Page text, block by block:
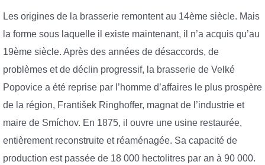
Les origines de la brasserie remontent au 14ème siècle. Mais
la forme sous laquelle il existe maintenant, il n’a acquis qu’au
19ème siècle. Après des années de désaccords, de
problèmes et de déclin progressif, la brasserie de Velké
Popovice a été reprise par l’homme d’affaires le plus prospère
de la région, František Ringhoffer, magnat de l’industrie et
maire de Smíchov. En 1875, il ouvre une usine restaurée,
entièrement reconstruite et réaménagée. Sa capacité de
production est passée de 18 000 hectolitres par an à 90 000.